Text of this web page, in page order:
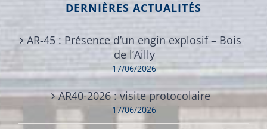
DERNIÈRES ACTUALITÉS
AR-45 : Présence d’un engin explosif – Bois
de l’Ailly
17/06/2026
AR40-2026 : visite protocolaire
17/06/2026